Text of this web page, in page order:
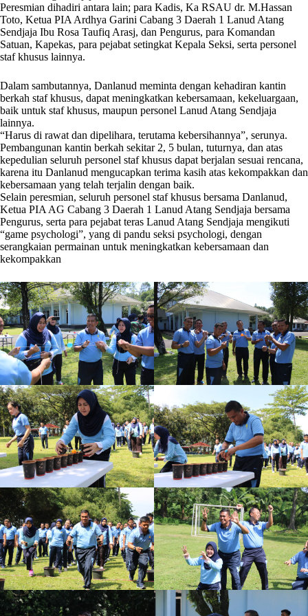
Peresmian dihadiri antara lain; para Kadis, Ka RSAU dr. M.Hassan
Toto, Ketua PIA Ardhya Garini Cabang 3 Daerah 1 Lanud Atang
Sendjaja Ibu Rosa Taufiq Arasj, dan Pengurus, para Komandan
Satuan, Kapekas, para pejabat setingkat Kepala Seksi, serta personel
staf khusus lainnya.
Dalam sambutannya, Danlanud meminta dengan kehadiran kantin
berkah staf khusus, dapat meningkatkan kebersamaan, kekeluargaan,
baik untuk staf khusus, maupun personel Lanud Atang Sendjaja
lainnya.
“Harus di rawat dan dipelihara, terutama kebersihannya”, serunya.
Pembangunan kantin berkah sekitar 2, 5 bulan, tuturnya, dan atas
kepedulian seluruh personel staf khusus dapat berjalan sesuai rencana,
karena itu Danlanud mengucapkan terima kasih atas kekompakkan dan
kebersamaan yang telah terjalin dengan baik.
Selain peresmian, seluruh personel staf khusus bersama Danlanud,
Ketua PIA AG Cabang 3 Daerah 1 Lanud Atang Sendjaja bersama
Pengurus, serta para pejabat teras Lanud Atang Sendjaja mengikuti
“game psychologi”, yang di pandu seksi psychologi, dengan
serangkaian permainan untuk meningkatkan kebersamaan dan
kekompakkan